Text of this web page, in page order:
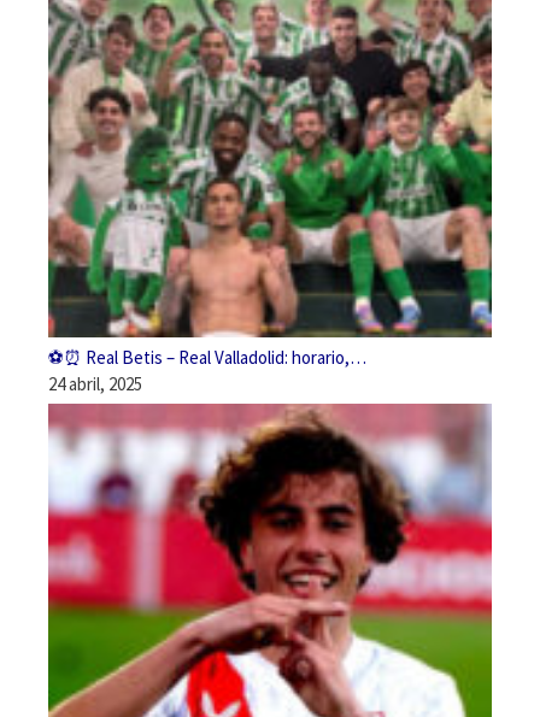
⚽️⏰ Real Betis – Real Valladolid: horario,…
24 abril, 2025